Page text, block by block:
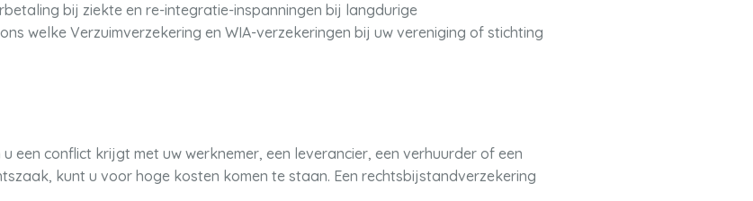
bij ziekte en re-integratie-inspanningen bij langdurige
welke Verzuimverzekering en WIA-verzekeringen bij uw vereniging of stichting
een conflict krijgt met uw werknemer, een leverancier, een verhuurder of een
kunt u voor hoge kosten komen te staan. Een rechtsbijstandverzekering